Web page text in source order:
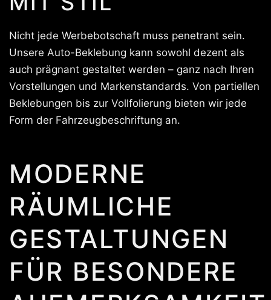
Nicht jede Werbebotschaft muss penetrant sein.
Unsere Auto-Beklebung kann sowohl dezent als
auch prägnant gestaltet werden – ganz nach Ihren
Vorstellungen und Markenstandards. Von partiellen
Beklebungen bis zur Vollfolierung bieten wir jede
Form der Fahrzeugbeschriftung an.
MODERNE
RÄUMLICHE
GESTALTUNGEN
FÜR BESONDERE